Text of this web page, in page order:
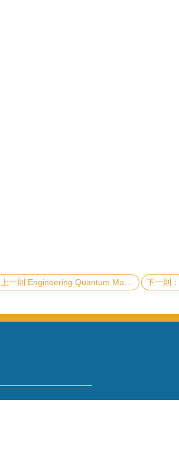
上一則:Engineering Quantum Matter through Geometry: Twistronics and Straintronics in 2D Materials